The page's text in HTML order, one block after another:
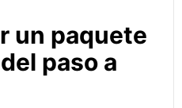
un paquete
paso a